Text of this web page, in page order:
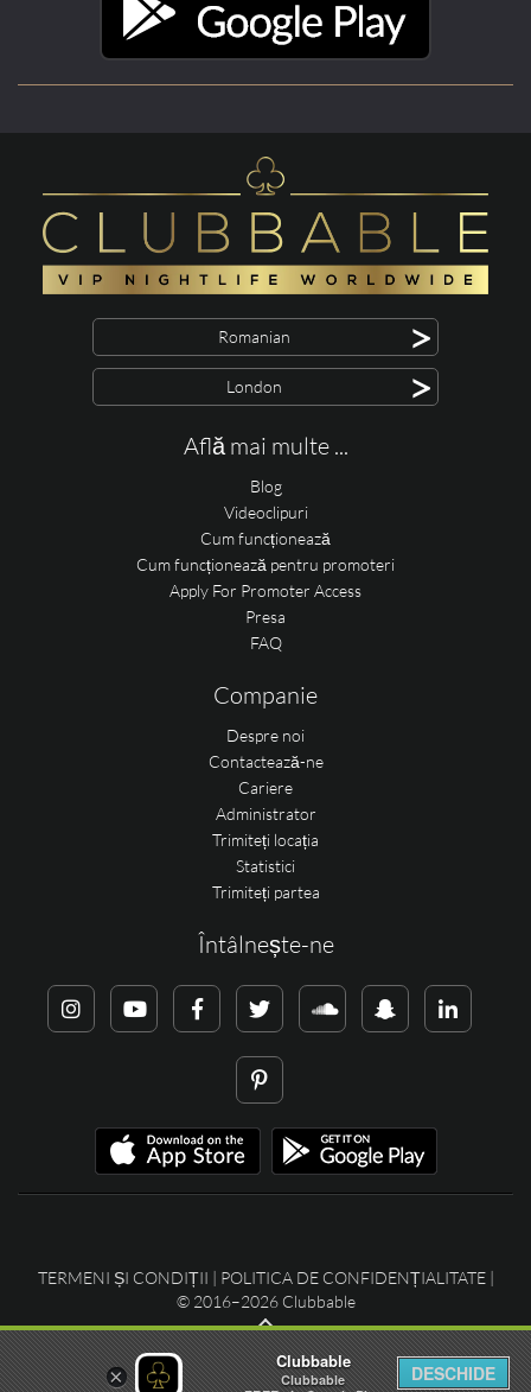
Romanian >
London >
Află mai multe ...
Blog
Videoclipuri
Cum funcționează
Cum funcționează pentru promoteri
Apply For Promoter Access
Presa
FAQ
Companie
Despre noi
Contactează-ne
Cariere
Administrator
Trimiteți locația
Statistici
Trimiteți partea
Întâlnește-ne
TERMENI ȘI CONDIȚII | POLITICA DE CONFIDENȚIALITATE|
© 2016–2026 Clubbable
×
Clubbable
Clubbable
DESCHIDE